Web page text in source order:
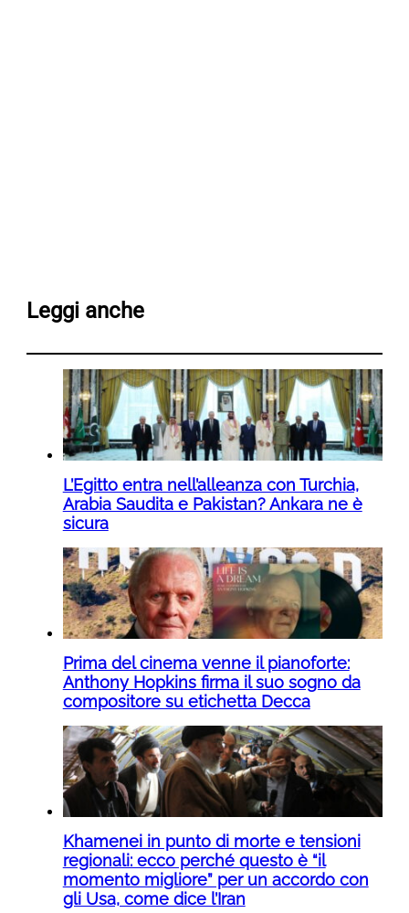
Leggi anche
L’Egitto entra nell’alleanza con Turchia,
Arabia Saudita e Pakistan? Ankara ne è
sicura
Prima del cinema venne il pianoforte:
Anthony Hopkins firma il suo sogno da
compositore su etichetta Decca
Khamenei in punto di morte e tensioni
regionali: ecco perché questo è “il
momento migliore” per un accordo con
gli Usa, come dice l’Iran